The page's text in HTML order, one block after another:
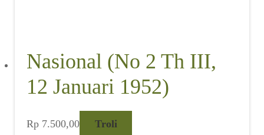
Nasional (No 2 Th III,
12 Januari 1952)
Rp 7.500,00 Troli